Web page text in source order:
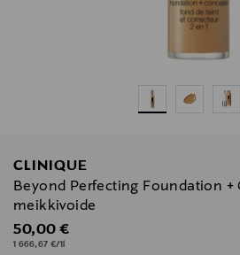
CLINIQUE
Beyond Perfecting Foundation +
meikkivoide
Original Price
50,00 €
1 666,67 €/1l